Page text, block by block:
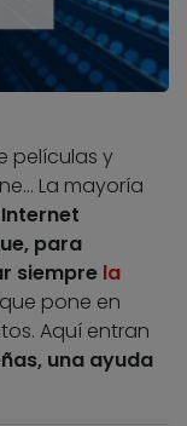
películas y
La mayoría
para
siempre la
que pone en
Aquí entran
una ayuda